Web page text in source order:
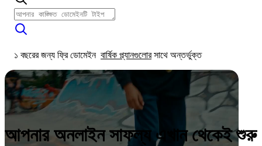
১ বছরের জন্য ফ্রি ডোমেইন বার্ষিক প্ল্যানগুলোরসাথে অন্তর্ভুক্ত
আপনার অনলাইন সাফল্য এখান থেকেই শুরু